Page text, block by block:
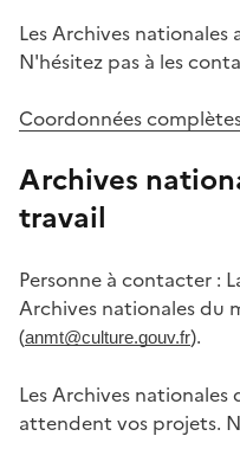
Les Archives
N'hésitez pas à les
Coordonnées
Archives
travail
Personne à contacter :
Archives nationales du
(anmt@culture.gouv.fr).
Les Archives
attendent vos projets.